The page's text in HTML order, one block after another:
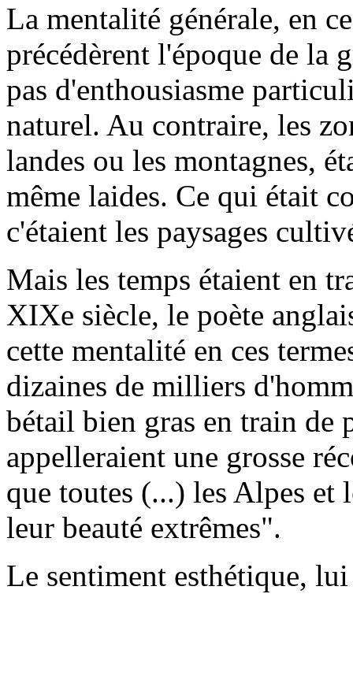
La mentalité générale, en
précédèrent l'époque de la
pas d'enthousiasme
naturel. Au contraire, les
landes ou les montagnes,
même laides. Ce qui était
c'étaient les paysages
Mais les temps étaient en
XIXe siècle, le poète
cette mentalité en ces
dizaines de milliers
bétail bien gras en train de
appelleraient une grosse
que toutes (...) les Alpes et
leur beauté extrêmes".
Le sentiment esthétique,